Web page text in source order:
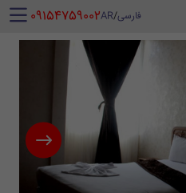
فارسی/
AR
‪ 09154759002